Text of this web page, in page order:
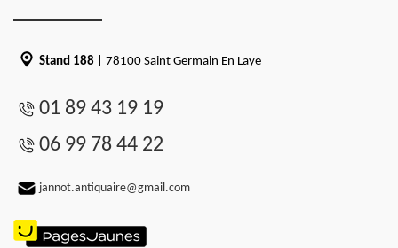
Stand 188 | 78100 Saint Germain En Laye
01 89 43 19 19
06 99 78 44 22
jannot.antiquaire@gmail.com